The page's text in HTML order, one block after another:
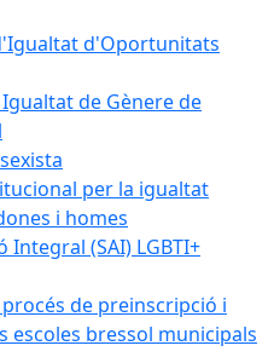
d'Oportunitats
de Gènere de
per la igualtat
i homes
Integral (SAI) LGBTI+
de preinscripció i
escoles bressol municipals